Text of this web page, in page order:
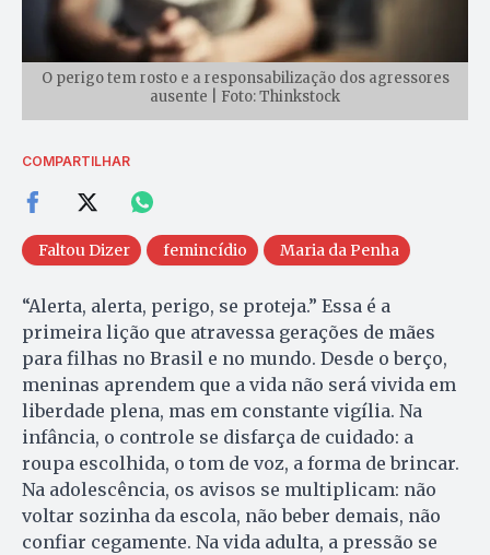
O perigo tem rosto e a responsabilização dos agressores
ausente | Foto: Thinkstock
COMPARTILHAR
Faltou Dizer femincídio Maria da Penha
“Alerta, alerta, perigo, se proteja.” Essa é a
primeira lição que atravessa gerações de mães
para filhas no Brasil e no mundo. Desde o berço,
meninas aprendem que a vida não será vivida em
liberdade plena, mas em constante vigília. Na
infância, o controle se disfarça de cuidado: a
roupa escolhida, o tom de voz, a forma de brincar.
Na adolescência, os avisos se multiplicam: não
voltar sozinha da escola, não beber demais, não
confiar cegamente. Na vida adulta, a pressão se